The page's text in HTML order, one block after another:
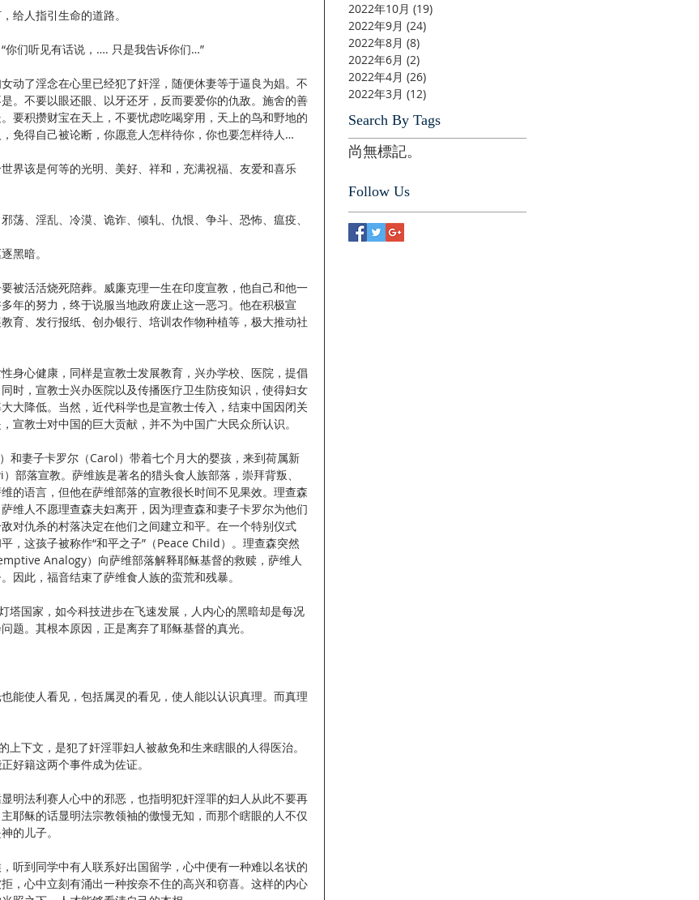
给人指引生命的道路。
你们听见有话说，…. 只是我告诉你们…”
动了淫念在心里已经犯了奸淫，随便休妻等于逼良为娼。不
。不要以眼还眼、以牙还牙，反而要爱你的仇敌。施舍的善
要积攒财宝在天上，不要忧虑吃喝穿用，天上的鸟和野地的
免得自己被论断，你愿意人怎样待你，你也要怎样待人…
界该是何等的光明、美好、祥和，充满祝福、友爱和喜乐
荡、淫乱、冷漠、诡诈、倾轧、仇恨、争斗、恐怖、瘟疫、
黑暗。
被活活烧死陪葬。威廉克理一生在印度宣教，他自己和他一
年的努力，终于说服当地政府废止这一恶习。他在积极宣
育、发行报纸、创办银行、培训农作物种植等，极大推动社
身心健康，同样是宣教士发展教育，兴办学校、医院，提倡
时，宣教士兴办医院以及传播医疗卫生防疫知识，使得妇女
大降低。当然，近代科学也是宣教士传入，结束中国因闭关
宣教士对中国的巨大贡献，并不为中国广大民众所认识。
和妻子卡罗尔（Carol）带着七个月大的婴孩，来到荷属新
部落宣教。萨维族是著名的猎头食人族部落，崇拜背叛、
的语言，但他在萨维部落的宣教很长时间不见果效。理查森
维人不愿理查森夫妇离开，因为理查森和妻子卡罗尔为他们
对仇杀的村落决定在他们之间建立和平。在一个特别仪式
，这孩子被称作“和平之子”（Peace Child）。理查森突然
Analogy）向萨维部落解释耶稣基督的救赎，萨维人
因此，福音结束了萨维食人族的蛮荒和残暴。
塔国家，如今科技进步在飞速发展，人内心的黑暗却是每况
题。其根本原因，正是离弃了耶稣基督的真光。
能使人看见，包括属灵的看见，使人能以认识真理。而真理
上下文，是犯了奸淫罪妇人被赦免和生来瞎眼的人得医治。
好籍这两个事件成为佐证。
明法利赛人心中的邪恶，也指明犯奸淫罪的妇人从此不要再
耶稣的话显明法宗教领袖的傲慢无知，而那个瞎眼的人不仅
的儿子。
听到同学中有人联系好出国留学，心中便有一种难以名状的
，心中立刻有涌出一种按奈不住的高兴和窃喜。这样的内心
2022年10月 (19)
2022年9月 (24)
2022年8月 (8)
2022年6月 (2)
2022年4月 (26)
2022年3月 (12)
Search By Tags
尚無標記。
Follow Us